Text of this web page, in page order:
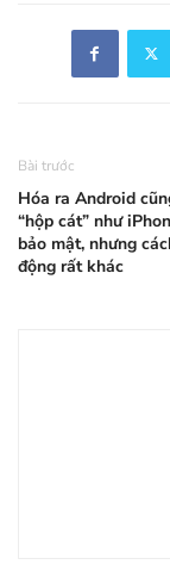
Bài trước
Hóa ra Android
“hộp cát” như
bảo mật, nhưng
động rất khác